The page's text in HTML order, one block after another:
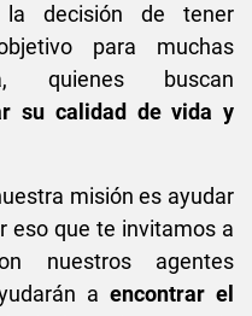
la decisión de tener
para muchas
quienes buscan
su calidad de vida y
misión es ayudar
eso que te invitamos a
nuestros agentes
a encontrar el